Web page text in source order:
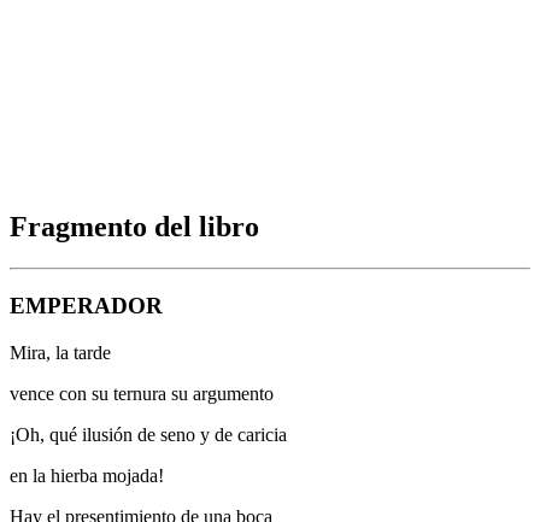
Fragmento del libro
EMPERADOR
Mira, la tarde
vence con su ternura su argumento
¡Oh, qué ilusión de seno y de caricia
en la hierba mojada!
Hay el presentimiento de una boca